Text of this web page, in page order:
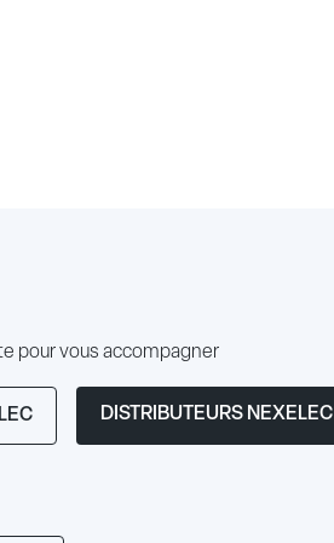
pour vous accompagner
DISTRIBUTEURS NEXELEC